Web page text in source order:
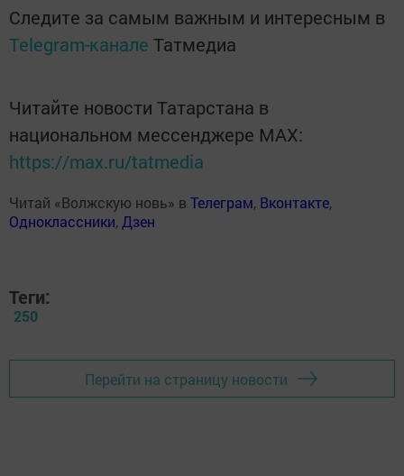
Следите за самым важным и интересным в
Telegram-канале Татмедиа
Читайте новости Татарстана в
национальном мессенджере MАХ:
https://max.ru/tatmedia
Читай «Волжскую новь» в Телеграм, Вконтакте,
Одноклассники,Дзен
Теги:
250
Перейти на страницу новости